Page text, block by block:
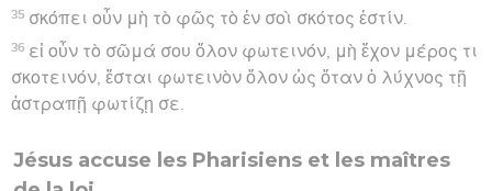
35 σκόπει οὖν μὴ τὸ φῶς τὸ ἐν σοὶ σκότος ἐστίν.
36 εἰ οὖν τὸ σῶμά σου ὅλον φωτεινόν, μὴ ἔχον μέρος τι
σκοτεινόν, ἔσται φωτεινὸν ὅλον ὡς ὅταν ὁ λύχνος τῇ
ἀστραπῇ φωτίζῃ σε.
Jésus accuse les Pharisiens et les maîtres